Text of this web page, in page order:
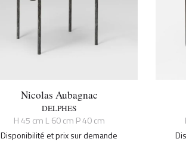
Nicolas Aubagnac
DELPHES
H 45 cm L 60 cm P 40 cm
Disponibilité et prix sur demande